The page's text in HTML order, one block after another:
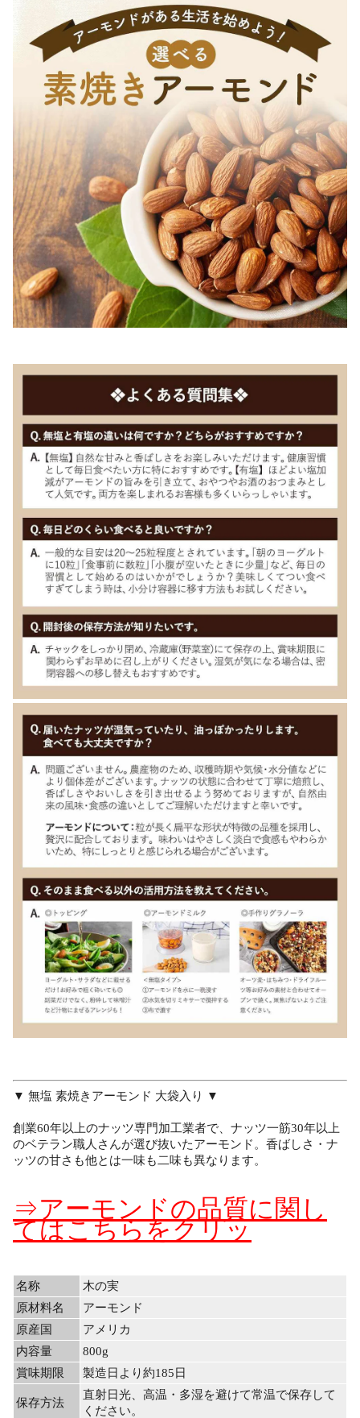
▼ 無塩 素焼きアーモンド 大袋入り ▼
創業60年以上のナッツ専門加工業者で、ナッツ一筋30年以上
のベテラン職人さんが選び抜いたアーモンド。香ばしさ・ナ
ッツの甘さも他とは一味も二味も異なります。
⇒アーモンドの品質に関し
てはこちらをクリッ
名称
木の実
原材料名
アーモンド
原産国
アメリカ
内容量
800g
賞味期限
製造日より約185日
保存方法
直射日光、高温・多湿を避けて常温で保存して
ください。